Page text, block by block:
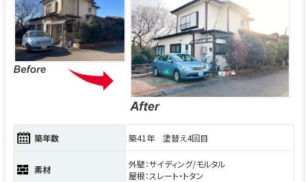
築年数 築41年 塗替え4回目
素材
外壁：サイディング/モルタル
屋根：スレート・トタン